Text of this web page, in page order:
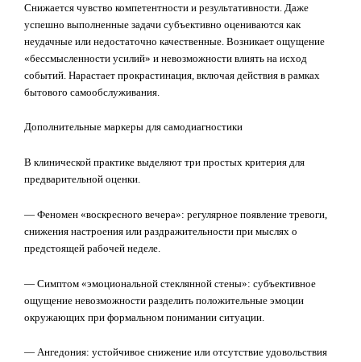
Снижается чувство компетентности и результативности. Даже
успешно выполненные задачи субъективно оцениваются как
неудачные или недостаточно качественные. Возникает ощущение
«бессмысленности усилий» и невозможности влиять на исход
событий. Нарастает прокрастинация, включая действия в рамках
бытового самообслуживания.
Дополнительные маркеры для самодиагностики
В клинической практике выделяют три простых критерия для
предварительной оценки.
— Феномен «воскресного вечера»: регулярное появление тревоги,
снижения настроения или раздражительности при мыслях о
предстоящей рабочей неделе.
— Симптом «эмоциональной стеклянной стены»: субъективное
ощущение невозможности разделить положительные эмоции
окружающих при формальном понимании ситуации.
— Ангедония: устойчивое снижение или отсутствие удовольствия